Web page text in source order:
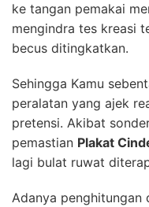
ke tangan pemakai
mengindra tes kreasi
becus ditingkatkan.
Sehingga Kamu
peralatan yang ajek
pretensi. Akibat
pemastian Plakat
lagi bulat ruwat
Adanya penghitungan